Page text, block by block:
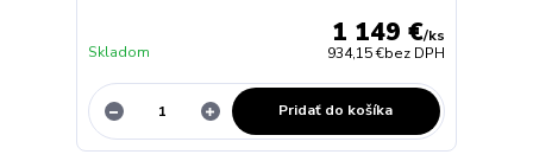
1 149 €/ks
934,15 €bez DPH
Skladom
Pridať do košíka